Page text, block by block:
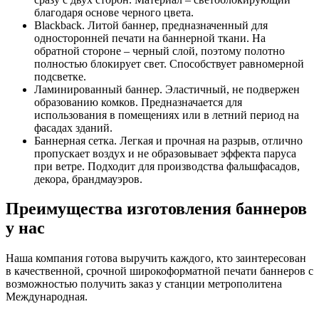
благодаря основе черного цвета.
Blackback. Литой баннер, предназначенный для
односторонней печати на баннерной ткани. На
обратной стороне – черный слой, поэтому полотно
полностью блокирует свет. Способствует равномерной
подсветке.
Ламинированный баннер. Эластичный, не подвержен
образованию комков. Предназначается для
использования в помещениях или в летний период на
фасадах зданий.
Баннерная сетка. Легкая и прочная на разрыв, отлично
пропускает воздух и не образовывает эффекта паруса
при ветре. Подходит для производства фальшфасадов,
декора, брандмауэров.
Преимущества изготовления баннеров
у нас
Наша компания готова выручить каждого, кто заинтересован
в качественной, срочной широкоформатной печати баннеров с
возможностью получить заказ у станции метрополитена
Международная.